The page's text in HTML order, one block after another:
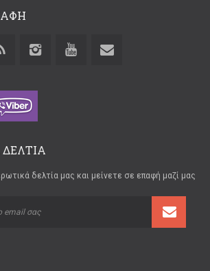
δελτία μας και μείνετε σε επαφή μαζί μας